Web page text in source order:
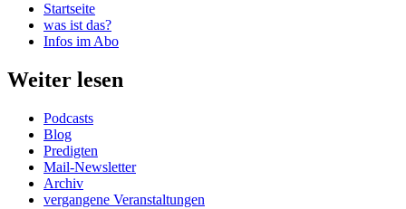
Startseite
was ist das?
Infos im Abo
Weiter lesen
Podcasts
Blog
Predigten
Mail-Newsletter
Archiv
vergangene Veranstaltungen